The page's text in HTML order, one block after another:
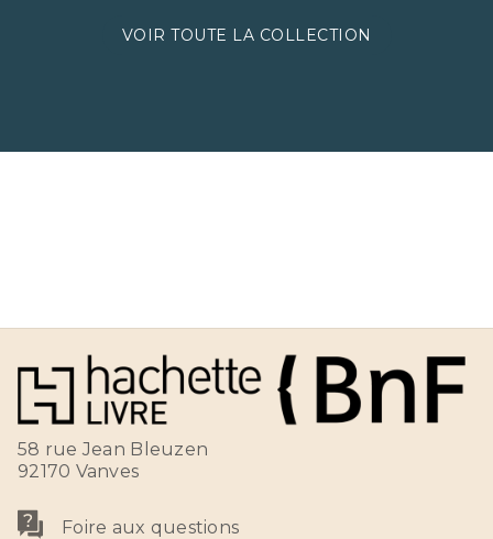
VOIR TOUTE LA COLLECTION
58 rue Jean Bleuzen
92170 Vanves
Foire aux questions